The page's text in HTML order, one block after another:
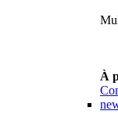
À